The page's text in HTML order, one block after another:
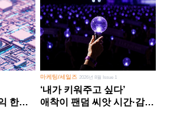
한계
마케팅/세일즈 2026년 8월 Issue 1
‘내가 키워주고 싶다’
애착이 팬덤 씨앗 시간·감정